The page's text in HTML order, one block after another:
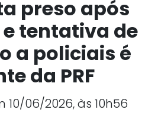
preso após
tentativa de
a policiais é
da PRF
06/2026, às 10h56